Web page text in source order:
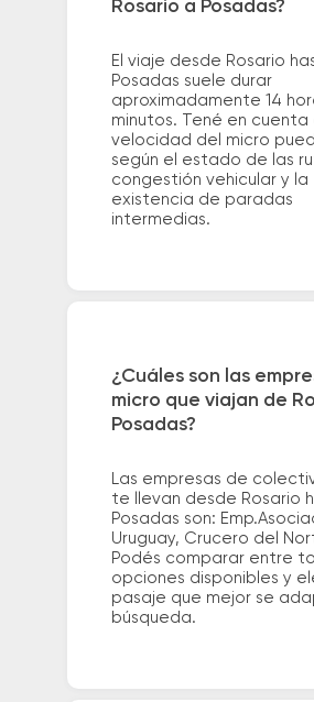
Rosario a Posadas?
El viaje desde Rosario
Posadas suele durar
aproximadamente 14
minutos. Tené en cuenta
velocidad del micro
según el estado de las
congestión vehicular y la
existencia de paradas
intermedias.
¿Cuáles son las
micro que viajan de
Posadas?
Las empresas de
te llevan desde Rosario
Posadas son:
Uruguay, Crucero del
Podés comparar entre
opciones disponibles y
pasaje que mejor se
búsqueda.